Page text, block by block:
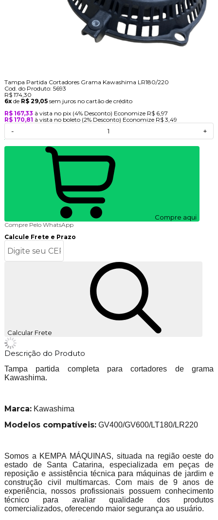
Tampa Partida Cortadores Grama Kawashima LR180/220
Cod. do Produto: 5693
R$ 174,30
6xde R$ 29,05 sem juros no cartão de crédito
R$ 167,33 à vista no pix (4% Desconto) Economize R$ 6,97
R$ 170,81 à vista no boleto (2% Desconto) Economize R$ 3,49
- +
Compre aqui
Compre Pelo WhatsApp
Calcule Frete e Prazo
Calcular Frete
Descrição do Produto
Tampa partida completa para cortadores de grama
Kawashima.
Marca:Kawashima
Modelos compatíveis:GV400/GV600/LT180/LR220
Somos a KEMPA MÁQUINAS, situada na região oeste do
estado de Santa Catarina, especializada em peças de
reposição e assistência técnica para máquinas de jardim e
construção civil multimarcas. Com mais de 9 anos de
experiência, nossos profissionais possuem conhecimento
técnico para avaliar qualidade dos produtos
comercializados, oferecendo maior segurança ao usuário.